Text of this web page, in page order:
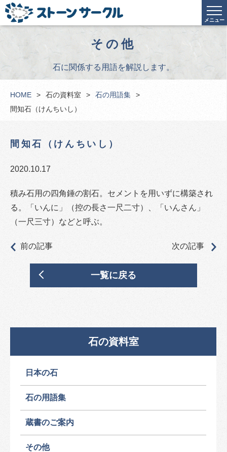
メニュー
その他
石に関係する用語を解説します。
HOME 石の資料室
石の用語集
間知石（けんちいし）
間知石（けんちいし）
2020.10.17
積み石用の四角錘の割石。セメントを用いずに構築され
る。「いんに」（控の長さ一尺二寸）、「いんさん」
（一尺三寸）などと呼ぶ。
前の記事 次の記事
一覧に戻る
石の資料室
日本の石
石の用語集
蔵書のご案内
その他